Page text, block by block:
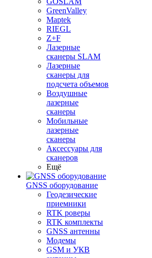
GreenValley
Maptek
RIEGL
Z+F
Лазерные
сканеры SLAM
Лазерные
сканеры для
подсчета объемов
Воздушные
лазерные
сканеры
Мобильные
лазерные
сканеры
Аксессуары для
сканеров
Ещё
GNSS оборудование
Геодезические
приемники
RTK роверы
RTK комплекты
GNSS антенны
Модемы
GSM и УКВ